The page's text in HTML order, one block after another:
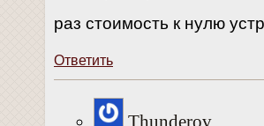
раз стоимость к нулю
Ответить
Thunderov